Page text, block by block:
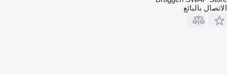
الاتصال بالبائع